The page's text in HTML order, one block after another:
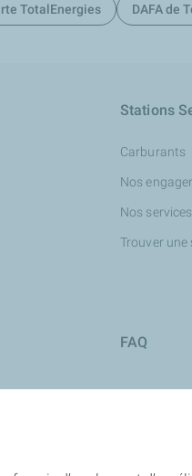
TotalEnergies DAFA de
Stations
Carburants
Nos
Nos services
Trouver
FAQ